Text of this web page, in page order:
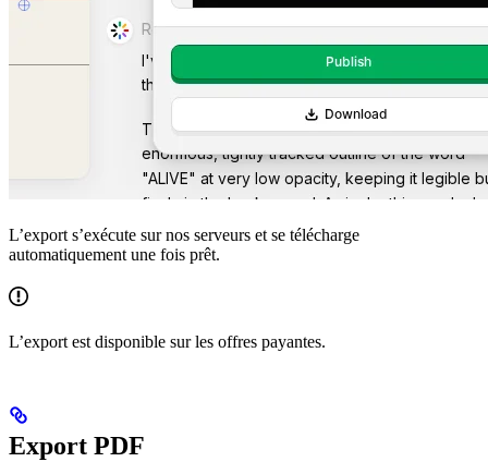
L’export s’exécute sur nos serveurs et se télécharge
automatiquement une fois prêt.
L’export est disponible sur les offres payantes.
Export PDF